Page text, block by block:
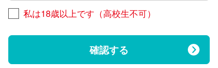
私は18歳以上です（高校生不可）
確認する